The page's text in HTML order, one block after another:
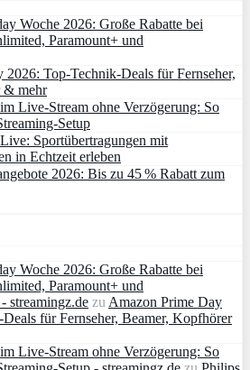
Woche 2026: Große Rabatte bei
Paramount+ und
2026: Top-Technik-Deals für Fernseher,
& mehr
Live-Stream ohne Verzögerung: So
Setup
Sportübertragungen mit
in Echtzeit erleben
2026: Bis zu 45 % Rabatt zum
Woche 2026: Große Rabatte bei
Paramount+ und
streamingz.de zu Amazon Prime Day
für Fernseher, Beamer, Kopfhörer
Live-Stream ohne Verzögerung: So